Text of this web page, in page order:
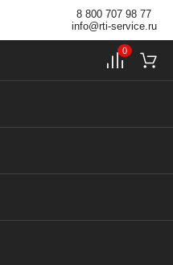
8 800 707 98 77
info@rti-service.ru
0